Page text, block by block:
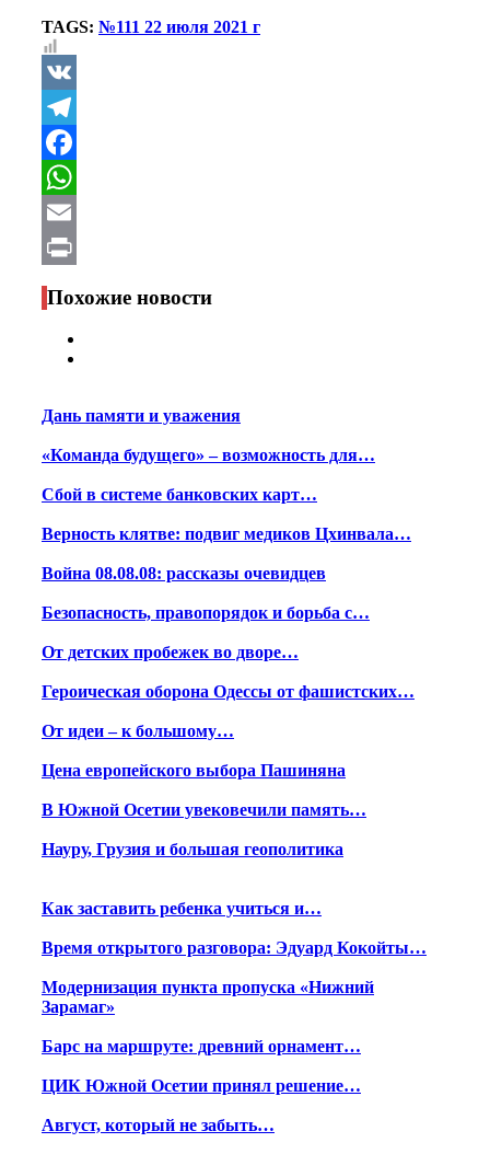
TAGS: №111 22 июля 2021 г
VK
Telegram
Facebook
WhatsApp
Email
Print
Похожие новости
Дань памяти и уважения
«Команда будущего» – возможность для…
Сбой в системе банковских карт…
Верность клятве: подвиг медиков Цхинвала…
Война 08.08.08: рассказы очевидцев
Безопасность, правопорядок и борьба с…
От детских пробежек во дворе…
Героическая оборона Одессы от фашистских…
От идеи – к большому…
Цена европейского выбора Пашиняна
В Южной Осетии увековечили память…
Науру, Грузия и большая геополитика
Как заставить ребенка учиться и…
Время открытого разговора: Эдуард Кокойты…
Модернизация пункта пропуска «Нижний
Зарамаг»
Барс на маршруте: древний орнамент…
ЦИК Южной Осетии принял решение…
Август, который не забыть…